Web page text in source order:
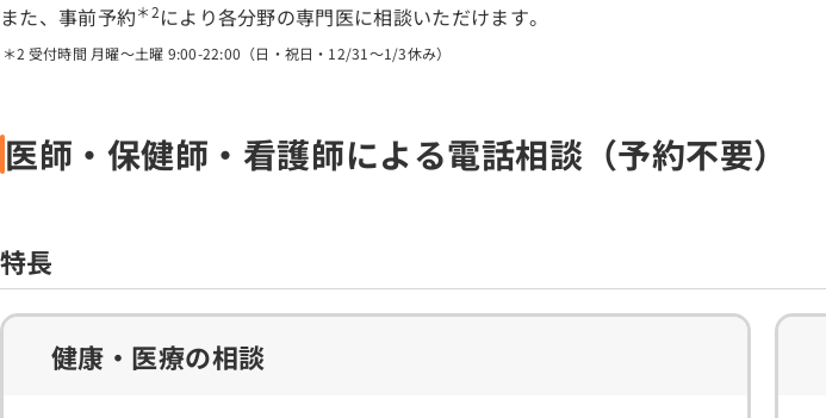
また、事前予約＊2により各分野の専門医に相談いただけます。
受付時間 月曜～土曜 9:00-22:00（日・祝日・12/31～1/3休み）
医師・保健師・看護師による電話相談（予約不要）
特長
健康・医療の相談